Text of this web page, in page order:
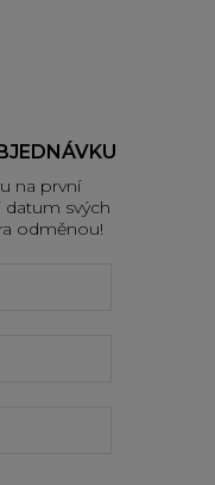
na první
svých
odměnou!